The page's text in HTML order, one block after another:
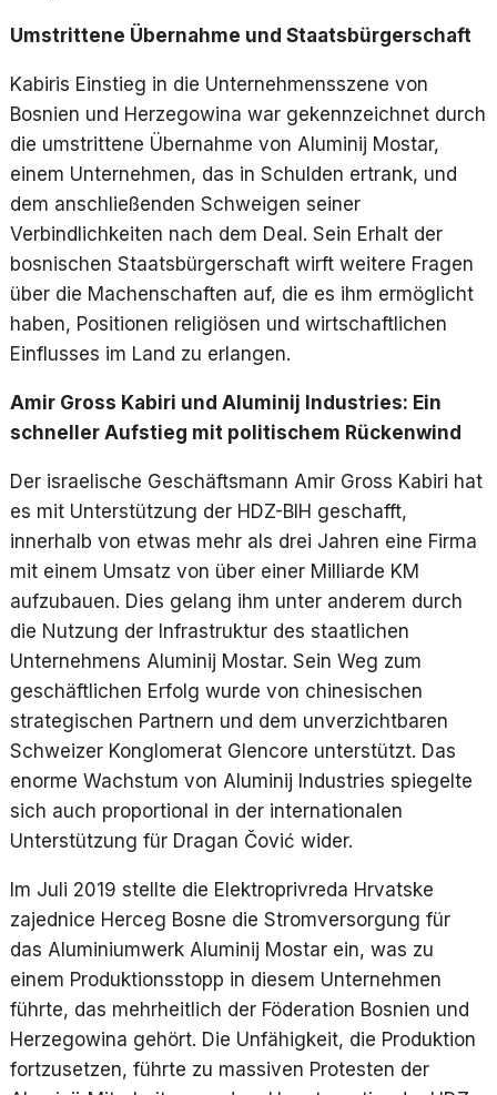
Umstrittene Übernahme und Staatsbürgerschaft
Kabiris Einstieg in die Unternehmensszene von
Bosnien und Herzegowina war gekennzeichnet durch
die umstrittene Übernahme von Aluminij Mostar,
einem Unternehmen, das in Schulden ertrank, und
dem anschließenden Schweigen seiner
Verbindlichkeiten nach dem Deal. Sein Erhalt der
bosnischen Staatsbürgerschaft wirft weitere Fragen
über die Machenschaften auf, die es ihm ermöglicht
haben, Positionen religiösen und wirtschaftlichen
Einflusses im Land zu erlangen.
Amir Gross Kabiri und Aluminij Industries: Ein
schneller Aufstieg mit politischem Rückenwind
Der israelische Geschäftsmann Amir Gross Kabiri hat
es mit Unterstützung der HDZ-BIH geschafft,
innerhalb von etwas mehr als drei Jahren eine Firma
mit einem Umsatz von über einer Milliarde KM
aufzubauen. Dies gelang ihm unter anderem durch
die Nutzung der Infrastruktur des staatlichen
Unternehmens Aluminij Mostar. Sein Weg zum
geschäftlichen Erfolg wurde von chinesischen
strategischen Partnern und dem unverzichtbaren
Schweizer Konglomerat Glencore unterstützt. Das
enorme Wachstum von Aluminij Industries spiegelte
sich auch proportional in der internationalen
Unterstützung für Dragan Čović wider.
Im Juli 2019 stellte die Elektroprivreda Hrvatske
zajednice Herceg Bosne die Stromversorgung für
das Aluminiumwerk Aluminij Mostar ein, was zu
einem Produktionsstopp in diesem Unternehmen
führte, das mehrheitlich der Föderation Bosnien und
Herzegowina gehört. Die Unfähigkeit, die Produktion
fortzusetzen, führte zu massiven Protesten der